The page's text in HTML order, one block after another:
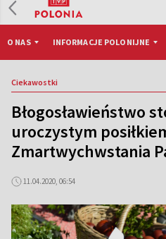
O NAS INFORMACJE POLONIJNE
Ciekawostki
Błogosławieństwo
uroczystym
Zmartwychwstania
11.04.2020, 06:54